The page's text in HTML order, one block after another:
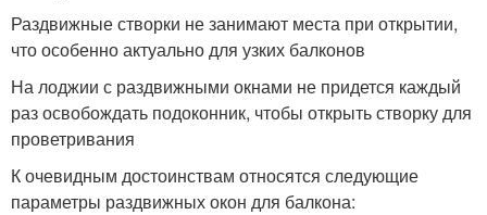
Раздвижные створки не занимают места при открытии,
что особенно актуально для узких балконов
На лоджии с раздвижными окнами не придется каждый
раз освобождать подоконник, чтобы открыть створку для
проветривания
К очевидным достоинствам относятся следующие
параметры раздвижных окон для балкона: